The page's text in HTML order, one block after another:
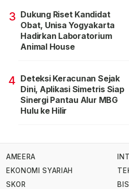
3 Dukung Riset Kandidat
Obat, Unisa Yogyakarta
Hadirkan Laboratorium
Animal House
4 Deteksi Keracunan Sejak
Dini, Aplikasi Simetris Siap
Sinergi Pantau Alur MBG
Hulu ke Hilir
AMEERA
EKONOMI SYARIAH
SKOR